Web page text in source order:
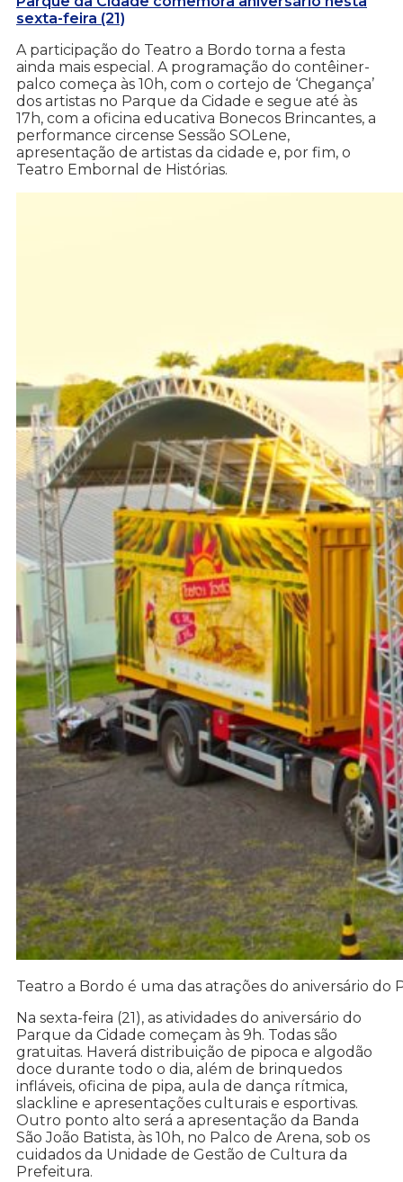
sexta-feira (21)
A participação do Teatro a Bordo torna a festa
ainda mais especial. A programação do contêiner-
palco começa às 10h, com o cortejo de ‘Chegança’
dos artistas no Parque da Cidade e segue até às
17h, com a oficina educativa Bonecos Brincantes, a
performance circense Sessão SOLene,
apresentação de artistas da cidade e, por fim, o
Teatro Embornal de Histórias.
Teatro a Bordo é uma das atrações do aniversário do
Na sexta-feira (21), as atividades do aniversário do
Parque da Cidade começam às 9h. Todas são
gratuitas. Haverá distribuição de pipoca e algodão
doce durante todo o dia, além de brinquedos
infláveis, oficina de pipa, aula de dança rítmica,
slackline e apresentações culturais e esportivas.
Outro ponto alto será a apresentação da Banda
São João Batista, às 10h, no Palco de Arena, sob os
cuidados da Unidade de Gestão de Cultura da
Prefeitura.